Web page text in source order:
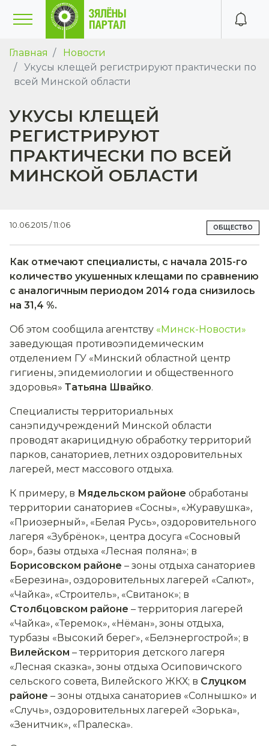
Главная
Новости
Укусы клещей регистрируют практически по
всей Минской области
УКУСЫ КЛЕЩЕЙ
РЕГИСТРИРУЮТ
ПРАКТИЧЕСКИ ПО ВСЕЙ
МИНСКОЙ ОБЛАСТИ
10.06.2015 / 11:06 ОБЩЕСТВО
Как отмечают специалисты, с начала 2015-го
количество укушенных клещами по сравнению
с аналогичным периодом 2014 года снизилось
на 31,4 %.
Об этом сообщила агентству «Минск-Новости»
заведующая противоэпидемическим
отделением ГУ «Минский областной центр
гигиены, эпидемиологии и общественного
здоровья» Татьяна Швайко.
Специалисты территориальных
санэпидучреждений Минской области
проводят акарицидную обработку территорий
парков, санаториев, летних оздоровительных
лагерей, мест массового отдыха.
К примеру, в Мядельском районе обработаны
территории санаториев «Сосны», «Журавушка»,
«Приозерный», «Белая Русь», оздоровительного
лагеря «Зубрёнок», центра досуга «Сосновый
бор», базы отдыха «Лесная поляна»; в
Борисовском районе – зоны отдыха санаториев
«Березина», оздоровительных лагерей «Салют»,
«Чайка», «Строитель», «Свитанок»; в
Столбцовском районе – территория лагерей
«Чайка», «Теремок», «Нёман», зоны отдыха,
турбазы «Высокий берег», «Белэнергострой»; в
Вилейском – территория детского лагеря
«Лесная сказка», зоны отдыха Осиповичского
сельского совета, Вилейского ЖКХ; в Слуцком
районе – зоны отдыха санаториев «Солнышко» и
«Случь», оздоровительных лагерей «Зорька»,
«Зенитчик», «Пралеска».